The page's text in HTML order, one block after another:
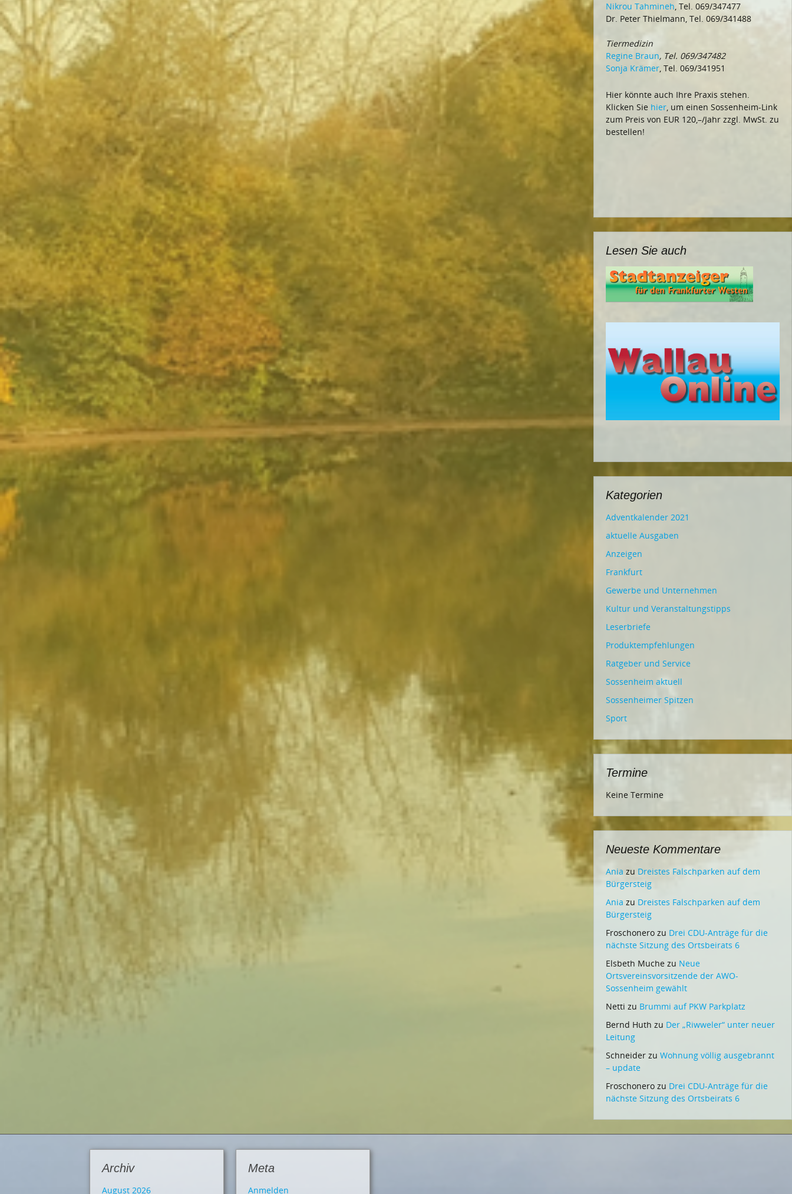
Nikrou Tahmineh, Tel. 069/347477
Dr. Peter Thielmann, Tel. 069/341488
Tiermedizin
Regine Braun, Tel. 069/347482
Sonja Krämer, Tel. 069/341951
Hier könnte auch Ihre Praxis stehen.
Klicken Sie hier, um einen Sossenheim-Link
zum Preis von EUR 120,–/Jahr zzgl. MwSt. zu
bestellen!
Lesen Sie auch
Kategorien
Adventkalender 2021
aktuelle Ausgaben
Anzeigen
Frankfurt
Gewerbe und Unternehmen
Kultur und Veranstaltungstipps
Leserbriefe
Produktempfehlungen
Ratgeber und Service
Sossenheim aktuell
Sossenheimer Spitzen
Sport
Termine
Keine Termine
Neueste Kommentare
Ania zu Dreistes Falschparken auf dem
Bürgersteig
Ania zu Dreistes Falschparken auf dem
Bürgersteig
Froschonero zu Drei CDU-Anträge für die
nächste Sitzung des Ortsbeirats 6
Elsbeth Muche zu Neue
Ortsvereinsvorsitzende der AWO-
Sossenheim gewählt
Netti zu Brummi auf PKW Parkplatz
Bernd Huth zu Der „Riwweler“ unter neuer
Leitung
Schneider zuWohnung völlig ausgebrannt
– update
Froschonero zu Drei CDU-Anträge für die
nächste Sitzung des Ortsbeirats 6
Archiv
August 2026
Meta
Anmelden